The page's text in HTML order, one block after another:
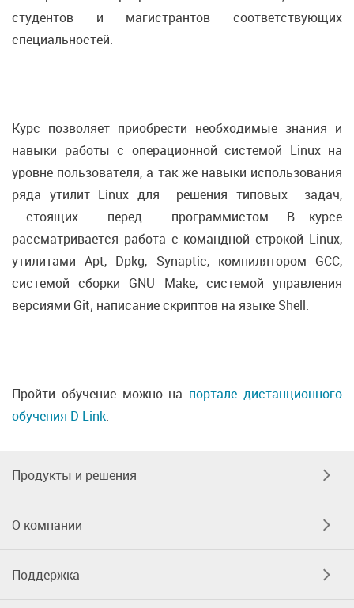
студентов и магистрантов соответствующих
специальностей.
Курс позволяет приобрести необходимые знания и
навыки работы с операционной системой Linux на
уровне пользователя, а так же навыки использования
ряда утилит Linux для решения типовых задач,
стоящих перед программистом. В курсе
рассматривается работа с командной строкой Linux,
утилитами Apt, Dpkg, Synaptic, компилятором GCC,
системой сборки GNU Make, системой управления
версиями Git; написание скриптов на языке Shell.
Пройти обучение можно на портале дистанционного
обучения D-Link.
Продукты и решения
О компании
Поддержка